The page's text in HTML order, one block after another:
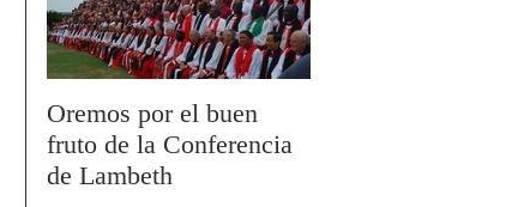
Oremos por el buen
fruto de la Conferencia
de Lambeth